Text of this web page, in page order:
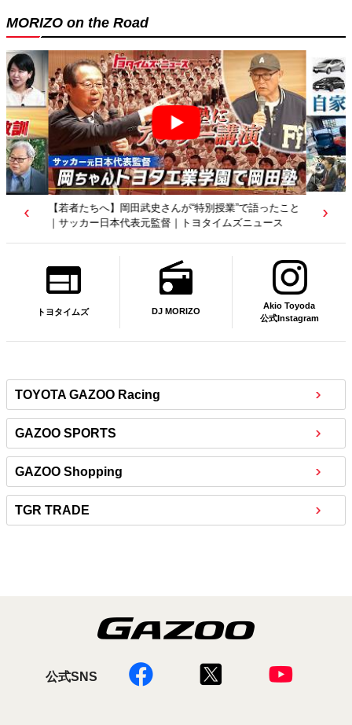
MORIZO on the Road
【若者たちへ】岡田武史さんが“特別授業”で語ったこと
｜サッカー日本代表元監督｜トヨタイムズニュース
トヨタイムズ DJ MORIZO
Akio Toyoda
公式Instagram
TOYOTA GAZOO Racing
GAZOO SPORTS
GAZOO Shopping
TGR TRADE
公式SNS